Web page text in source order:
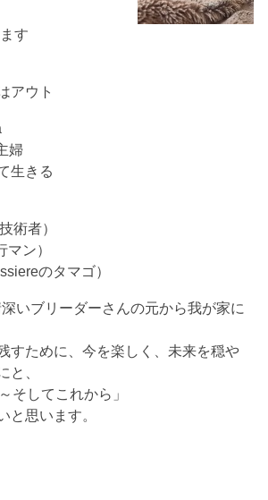
す
アウト
婦
生きる
術者）
ン）
のタマゴ）
いブリーダーさんの元から我が家に
すために、今を楽しく、未来を穏や
と、
そしてこれから」
と思います。